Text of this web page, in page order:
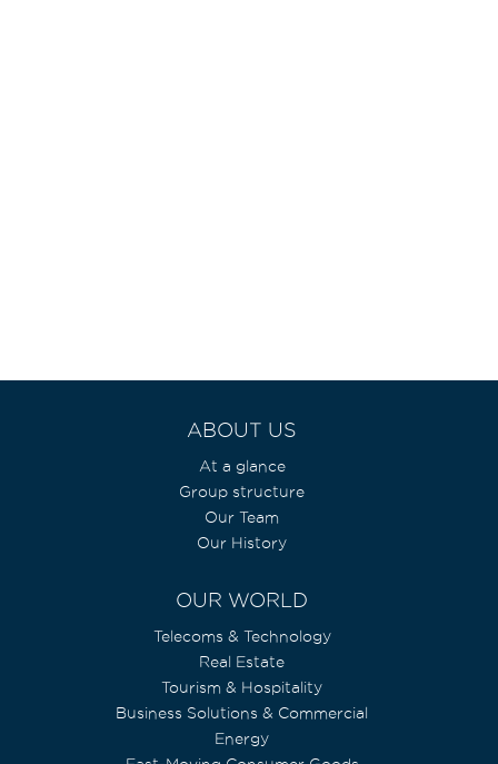
ABOUT US
At a glance
Group structure
Our Team
Our History
OUR WORLD
Telecoms & Technology
Real Estate
Tourism & Hospitality
Business Solutions & Commercial
Energy